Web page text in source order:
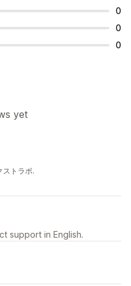
0
0
0
yet
トラボ.
support in English.